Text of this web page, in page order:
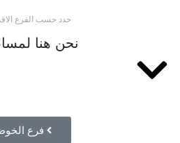
حدد حسب الفرع
نحن هنا
فرع